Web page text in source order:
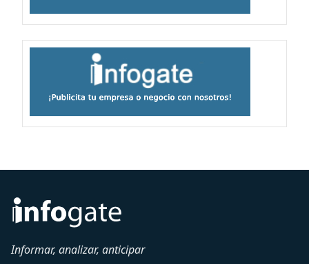
Informar, analizar, anticipar